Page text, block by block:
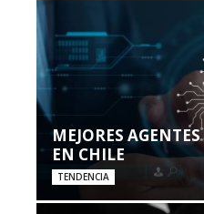
MEJORES
EN CHILE
TENDENCIA